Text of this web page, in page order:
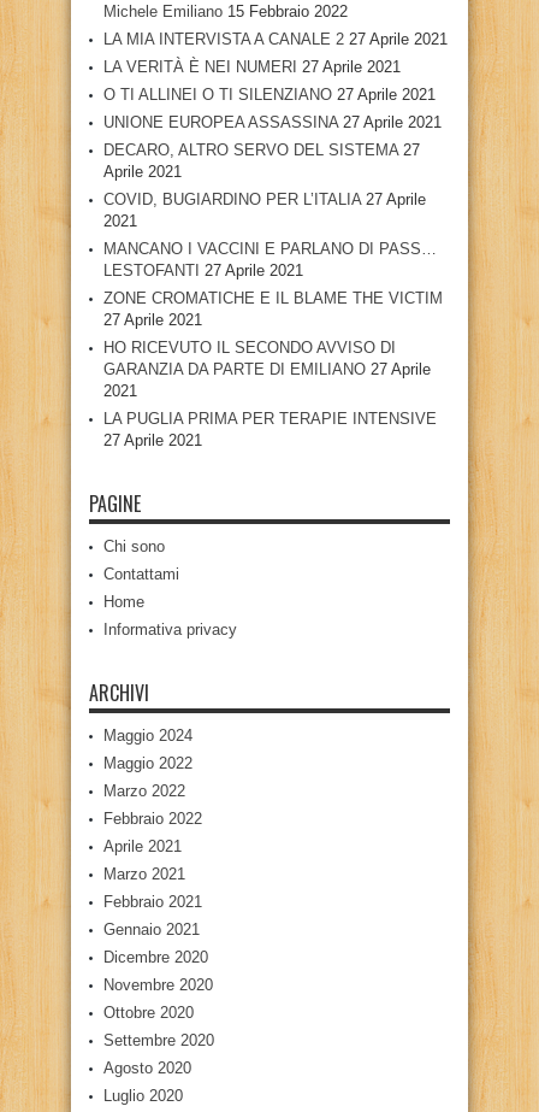
Michele Emiliano 15 Febbraio 2022
LA MIA INTERVISTA A CANALE 2 27 Aprile 2021
LA VERITÀ È NEI NUMERI 27 Aprile 2021
O TI ALLINEI O TI SILENZIANO 27 Aprile 2021
UNIONE EUROPEA ASSASSINA 27 Aprile 2021
DECARO, ALTRO SERVO DEL SISTEMA 27
Aprile 2021
COVID, BUGIARDINO PER L’ITALIA 27 Aprile
2021
MANCANO I VACCINI E PARLANO DI PASS…
LESTOFANTI 27 Aprile 2021
ZONE CROMATICHE E IL BLAME THE VICTIM
27 Aprile 2021
HO RICEVUTO IL SECONDO AVVISO DI
GARANZIA DA PARTE DI EMILIANO 27 Aprile
2021
LA PUGLIA PRIMA PER TERAPIE INTENSIVE
27 Aprile 2021
PAGINE
Chi sono
Contattami
Home
Informativa privacy
ARCHIVI
Maggio 2024
Maggio 2022
Marzo 2022
Febbraio 2022
Aprile 2021
Marzo 2021
Febbraio 2021
Gennaio 2021
Dicembre 2020
Novembre 2020
Ottobre 2020
Settembre 2020
Agosto 2020
Luglio 2020